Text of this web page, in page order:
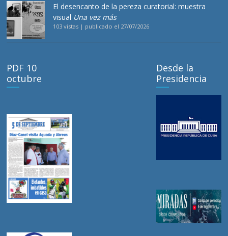
El desencanto de la pereza curatorial: muestra
visual Una vez más
103 vistas | publicado el 27/07/2026
PDF 10
octubre
Desde la
Presidencia